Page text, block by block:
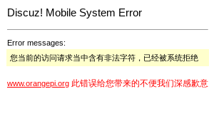
Discuz! Mobile System Error
Error messages:
您当前的访问请求当中含有非法字符，已经被系统拒绝
www.orangepi.org 此错误给您带来的不便我们深感歉意